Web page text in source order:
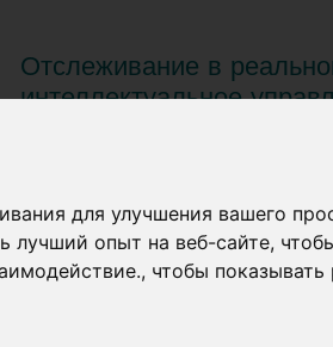
для улучшения вашего
лучший опыт на веб-сайте,
, чтобы
Отслеживание в
интеллектуальное